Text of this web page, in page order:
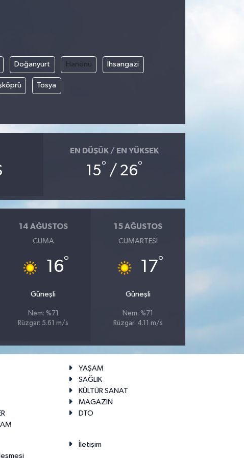
Doğanyurt Hanönü İhsangazi
Tosya
EN DÜŞÜK / EN YÜKSEK
15° / 26°
14 AĞUSTOS
CUMA
16°
Güneşli
Nem: %71
Rüzgar: 5.61 m/s
15 AĞUSTOS
CUMARTESI
17°
Güneşli
Nem: %71
Rüzgar: 4.11 m/s
YAŞAM
SAĞLIK
KÜLTÜR SANAT
MAGAZİN
DTO
İletişim